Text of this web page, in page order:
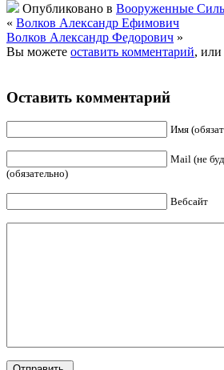
Опубликовано в Вооруженные
« Волков Александр Ефимович
Волков Александр Федорович »
Вы можете оставить комментарий, или
Оставить комментарий
Имя
Mail (не
(обязательно)
Вебсайт